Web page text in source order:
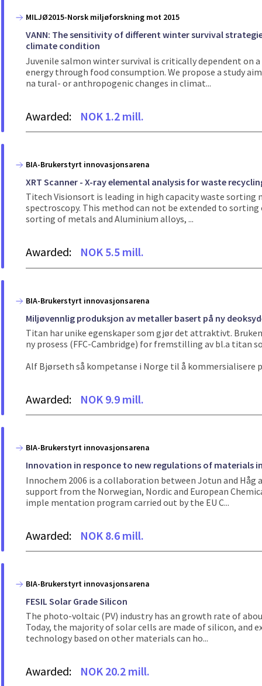
MILJØ2015-Norsk miljøforskning mot 2015
VANN: The sensitivity of different winter survival
climate condition
Juvenile salmon winter survival is critically dependent
energy through food consumption. We propose a study
na tural- or anthropogenic changes in climat...
Awarded: NOK 1.2 mill.
BIA-Brukerstyrt innovasjonsarena
XRT Scanner - X-ray elemental analysis for waste
Titech Visionsort is leading in high capacity waste
spectroscopy. This method can not be extended to
sorting of metals and Aluminium alloys, ...
Awarded: NOK 5.5 mill.
BIA-Brukerstyrt innovasjonsarena
Miljøvennlig produksjon av metaller basert på ny
Titan har unike egenskaper som gjør det attraktivt.
ny prosess (FFC-Cambridge) for fremstilling av bl.a titan
Alf Bjørseth så kompetanse i Norge til å kommersialisere
Awarded: NOK 9.9 mill.
BIA-Brukerstyrt innovasjonsarena
Innovation in responce to new regulations of materials
Innochem 2006 is a collaboration between Jotun and
support from the Norwegian, Nordic and European
imple mentation program carried out by the EU C...
Awarded: NOK 8.6 mill.
BIA-Brukerstyrt innovasjonsarena
FESIL Solar Grade Silicon
The photo-voltaic (PV) industry has an growth rate of
Today, the majority of solar cells are made of silicon, and
technology based on other materials can ho...
Awarded: NOK 20.2 mill.